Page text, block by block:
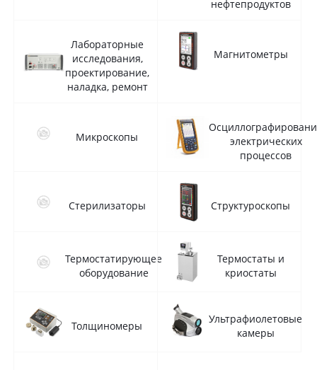
нефтепродуктов
Лабораторные
исследования,
проектирование,
наладка, ремонт
Магнитометры
Микроскопы
электрических
процессов
Стерилизаторы Структуроскопы
Термостатирующее
оборудование
Термостаты и
криостаты
Толщиномеры
Ультрафиолетовые
камеры